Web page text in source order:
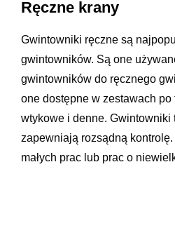
Ręczne krany
Gwintowniki ręczne są
gwintowników. Są one
gwintowników do ręcznego
one dostępne w zestawach po
wtykowe i denne. Gwintowniki
zapewniają rozsądną
małych prac lub prac o